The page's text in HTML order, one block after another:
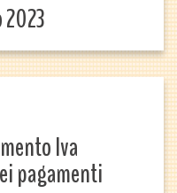
2023
Iva
pagamenti